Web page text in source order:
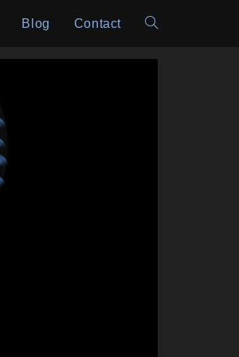
Blog Contact Toggle